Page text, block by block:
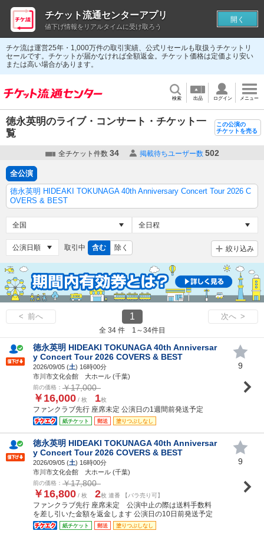
チケ流は運営25年・1,000万件の取引実績、公式リセールも取扱うチケットリ
セールです。チケットが届かなければ全額返金。チケット価格は定価より安い
または高い場合があります。
検索 出品 ログイン メニュー
徳永英明のライブ・コンサート・チケット一
覧
この公演の
チケットを売る
全チケット件数 34 掲載待ちユーザー数 502
全公演
徳永英明 HIDEAKI TOKUNAGA 40th Anniversary Concert Tour 2026 C
OVERS & BEST
取引中 含む 除く 絞り込み
< 前へ 1 次へ >
全 34 件 1～34件目
徳永英明 HIDEAKI TOKUNAGA 40th Anniversar
y Concert Tour 2026 COVERS & BEST
2026/09/05 (土) 16時00分
市川市文化会館 大ホール (千葉)
前の価格： ￥17,000
￥16,000 / 枚 1枚
ファンクラブ先行 座席未定 公演日の1週間前発送予定
紙チケット 郵送 塗りつぶしなし
9
徳永英明 HIDEAKI TOKUNAGA 40th Anniversar
y Concert Tour 2026 COVERS & BEST
2026/09/05 (土) 16時00分
市川市文化会館 大ホール (千葉)
前の価格： ￥17,800
￥16,800 / 枚 2枚 連番 【バラ売り可】
ファンクラブ先行 座席未定 公演中止の際は送料手数料
を差し引いた金額を返金します 公演日の10日前発送予定
紙チケット 郵送 塗りつぶしなし
9
チケット流通センターアプリ
値下げ情報をリアルタイムに受け取ろう
開く